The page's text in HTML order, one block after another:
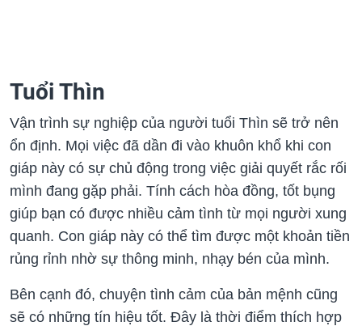
Tuổi Thìn
Vận trình sự nghiệp của người tuổi Thìn sẽ trở nên
ổn định. Mọi việc đã dần đi vào khuôn khổ khi con
giáp này có sự chủ động trong việc giải quyết rắc rối
mình đang gặp phải. Tính cách hòa đồng, tốt bụng
giúp bạn có được nhiều cảm tình từ mọi người xung
quanh. Con giáp này có thể tìm được một khoản tiền
rủng rỉnh nhờ sự thông minh, nhạy bén của mình.
Bên cạnh đó, chuyện tình cảm của bản mệnh cũng
sẽ có những tín hiệu tốt. Đây là thời điểm thích hợp